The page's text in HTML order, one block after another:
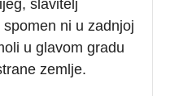
slavitelj
ni u zadnjoj
u glavom gradu
zemlje.